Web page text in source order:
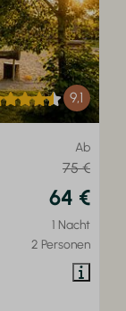
9,1
Ab
75 €
64 €
1 Nacht
2 Personen